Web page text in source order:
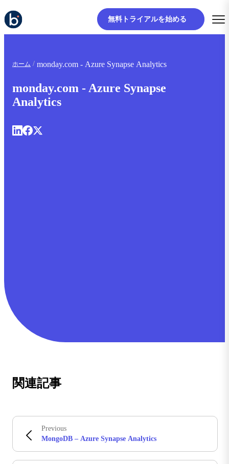
無料トライアルを始める
ホーム monday.com - Azure Synapse Analytics
monday.com - Azure Synapse
Analytics
関連記事
Previous
MongoDB – Azure Synapse Analytics